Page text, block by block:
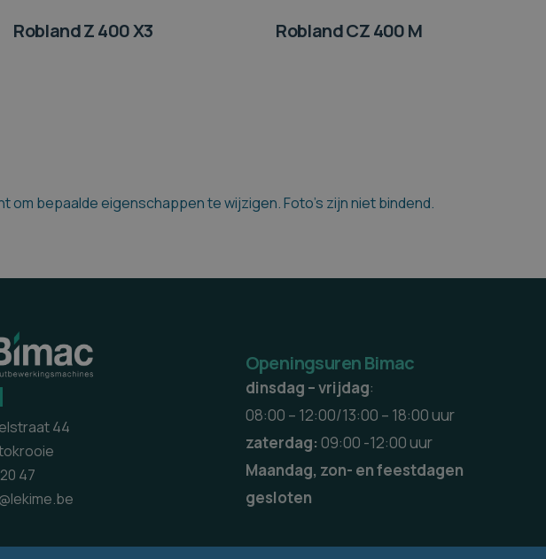
Robland Z 400 X3 Robland CZ 400 M
bepaalde eigenschappen te wijzigen. Foto's zijn niet bindend.
44
47
Openingsuren Bimac
dinsdag – vrijdag:
08:00 – 12:00/13:00 – 18:00 uur
zaterdag: 09:00 -12:00 uur
Maandag, zon- en feestdagen
gesloten